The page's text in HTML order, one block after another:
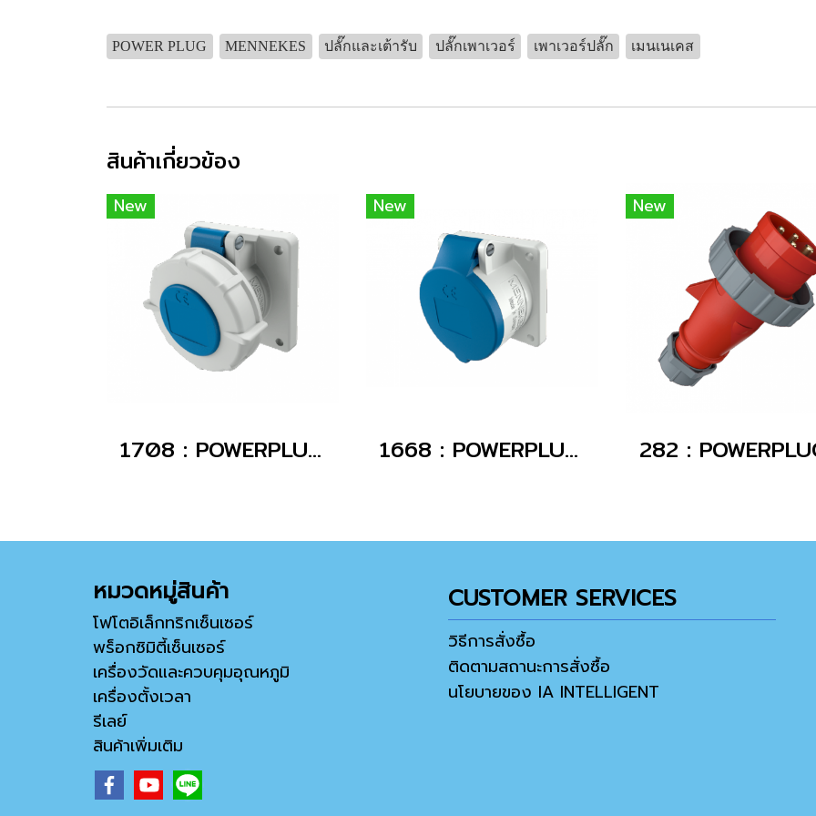
POWER PLUG MENNEKES ปลั๊กและเต้ารับ ปลั๊กเพาเวอร์ เพาเวอร์ปลั๊ก เมนเนเคส
สินค้าเกี่ยวข้อง
New
1708 : POWERPLUG 2P+E 16A230Vเมียฝัง(IP67)
New
1668 : POWERPLUG 2P+E 16A230Vเมียฝัง(IP44)
New
หมวดหมู่สินค้า
โฟโตอิเล็กทริกเซ็นเซอร์
พร็อกซิมิตี้เซ็นเซอร์
เครื่องวัดและควบคุมอุณหภูมิ
เครื่องตั้งเวลา
รีเลย์
สินค้าเพิ่มเติม
CUSTOMER SERVICES
วิธีการสั่งซื้อ
ติดตามสถานะการสั่งซื้อ
นโยบายของ IA INTELLIGENT